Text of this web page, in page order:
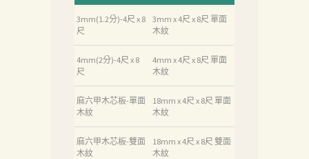
3mm(1.2分)-4尺 x 8
尺
3mm x 4尺 x 8尺 單面
木紋
4mm(2分)-4尺 x 8
尺
4mm x 4尺 x 8尺 單面
木紋
麻六甲木芯板-單面
木紋
18mm x 4尺 x 8尺 單面
木紋
麻六甲木芯板-雙面
木紋
18mm x 4尺 x 8尺 雙面
木紋